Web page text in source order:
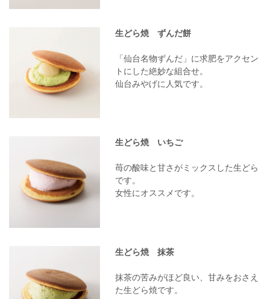
生どら焼 ずんだ餅
「仙台名物ずんだ」に求肥をアクセン
トにした絶妙な組合せ。
仙台みやげに人気です。
生どら焼 いちご
苺の酸味と甘さがミックスした生どら
です。
女性にオススメです。
生どら焼 抹茶
抹茶の苦みがほど良い、甘みをおさえ
た生どら焼です。